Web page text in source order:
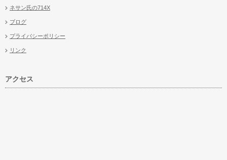
ネサン氏の714X
ブログ
プライバシーポリシー
リンク
アクセス